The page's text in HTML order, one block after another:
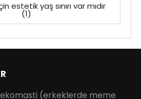
estetik yaş sınırı var mıdır
(1)
(erkeklerde meme